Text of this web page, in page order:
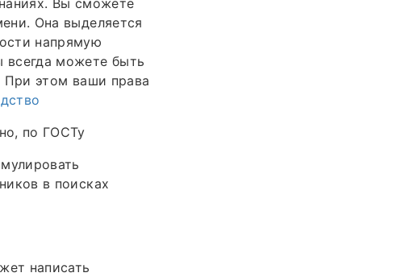
Она выделяется
напрямую
всегда можете быть
При этом ваши права
по ГОСТу
в поисках
написать